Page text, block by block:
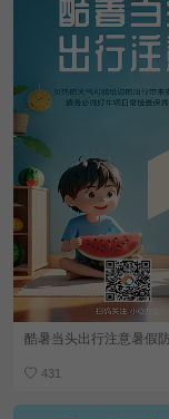
酷暑当头出行注意暑假
431